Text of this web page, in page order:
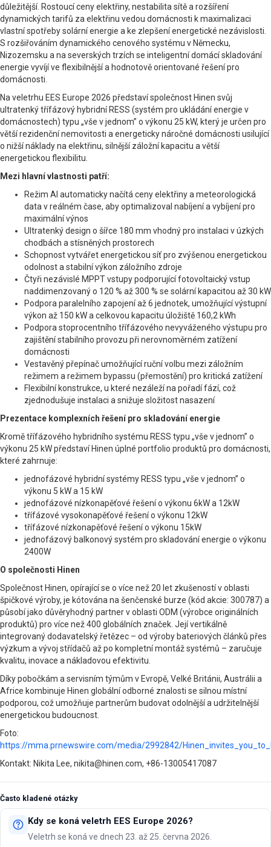
důležitější. Rostoucí ceny elektřiny, nestabilita sítě a rozšíření
dynamických tarifů za elektřinu vedou domácnosti k maximalizaci
vlastní spotřeby solární energie a ke zlepšení energetické nezávislosti.
S rozšiřováním dynamického cenového systému v Německu,
Nizozemsku a na severských trzích se inteligentní domácí skladování
energie vyvíjí ve flexibilnější a hodnotově orientované řešení pro
domácnosti.
Na veletrhu EES Europe 2026 představí společnost Hinen svůj
ultratenký třífázový hybridní RESS (systém pro ukládání energie v
domácnostech) typu „vše v jednom” o výkonu 25 kW, který je určen pro
větší rezidenční nemovitosti a energeticky náročné domácnosti usilující
o nižší náklady na elektřinu, silnější záložní kapacitu a větší
energetickou flexibilitu.
Mezi hlavní vlastnosti patří:
Režim AI automaticky načítá ceny elektřiny a meteorologická
data v reálném čase, aby optimalizoval nabíjení a vybíjení pro
maximální výnos
Ultratenký design o šířce 180 mm vhodný pro instalaci v úzkých
chodbách a stísněných prostorech
Schopnost vytvářet energetickou síť pro zvýšenou energetickou
odolnost a stabilní výkon záložního zdroje
Čtyři nezávislé MPPT vstupy podporující fotovoltaický vstup
naddimenzovaný o 120 % až 300 % se solární kapacitou až 30 kW
Podpora paralelního zapojení až 6 jednotek, umožňující výstupní
výkon až 150 kW a celkovou kapacitu úložiště 160,2 kWh
Podpora stoprocentního třífázového nevyváženého výstupu pro
zajištění stabilního provozu při nerovnoměrném zatížení
domácnosti
Vestavěný přepínač umožňující ruční volbu mezi záložním
režimem a režimem bypassu (přemostění) pro kritická zatížení
Flexibilní konstrukce, u které nezáleží na pořadí fází, což
zjednodušuje instalaci a snižuje složitost nasazení
Prezentace komplexních řešení pro skladování energie
Kromě třífázového hybridního systému RESS typu „vše v jednom” o
výkonu 25 kW představí Hinen úplné portfolio produktů pro domácnosti,
které zahrnuje:
jednofázové hybridní systémy RESS typu „vše v jednom” o
výkonu 5 kW a 15 kW
jednofázové nízkonapěťové řešení o výkonu 6kW a 12kW
třífázové vysokonapěťové řešení o výkonu 12kW
třífázové nízkonapěťové řešení o výkonu 15kW
jednofázový balkonový systém pro skladování energie o výkonu
2400W
O společnosti Hinen
Společnost Hinen, opírající se o více než 20 let zkušeností v oblasti
špičkové výroby, je kótována na šenčenské burze (kód akcie: 300787) a
působí jako důvěryhodný partner v oblasti ODM (výrobce originálních
produktů) pro více než 400 globálních značek. Její vertikálně
integrovaný dodavatelský řetězec – od výroby bateriových článků přes
výzkum a vývoj střídačů až po kompletní montáž systémů – zaručuje
kvalitu, inovace a nákladovou efektivitu.
Díky pobočkám a servisním týmům v Evropě, Velké Británii, Austrálii a
Africe kombinuje Hinen globální odborné znalosti se silnou místní
podporou, což umožňuje partnerům budovat odolnější a udržitelnější
energetickou budoucnost.
Foto:
https://mma.prnewswire.com/media/2992842/
Kontakt: Nikita Lee, nikita@hinen.com, +86-13005417087
Často kladené otázky
Kdy se koná veletrh EES Europe 2026?
Veletrh se koná ve dnech 23. až 25. června 2026.